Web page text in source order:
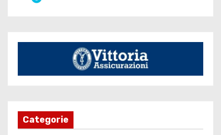
Categorie